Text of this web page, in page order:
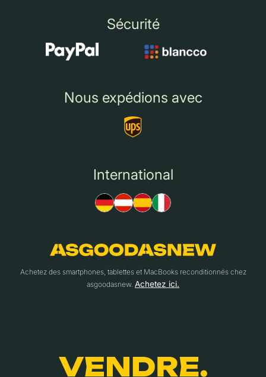
Sécurité
Nous expédions avec
International
Achetez des smartphones, tablettes et MacBooks reconditionnés chez
asgoodasnew. Achetez ici.